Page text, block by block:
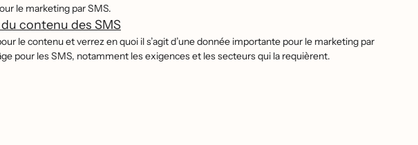
le marketing par SMS.
contenu des SMS
le contenu et verrez en quoi il s’agit d’une donnée importante pour le marketing par
pour les SMS, notamment les exigences et les secteurs qui la requièrent.